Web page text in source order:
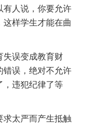
有人说，你要允许
样学生才能在曲
失误变成教育财
错误，绝对不允许
，违犯纪律了等
求太严而产生抵触